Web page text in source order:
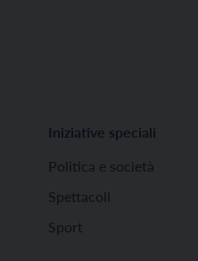
Iniziative speciali
Politica e società
Spettacoli
Sport